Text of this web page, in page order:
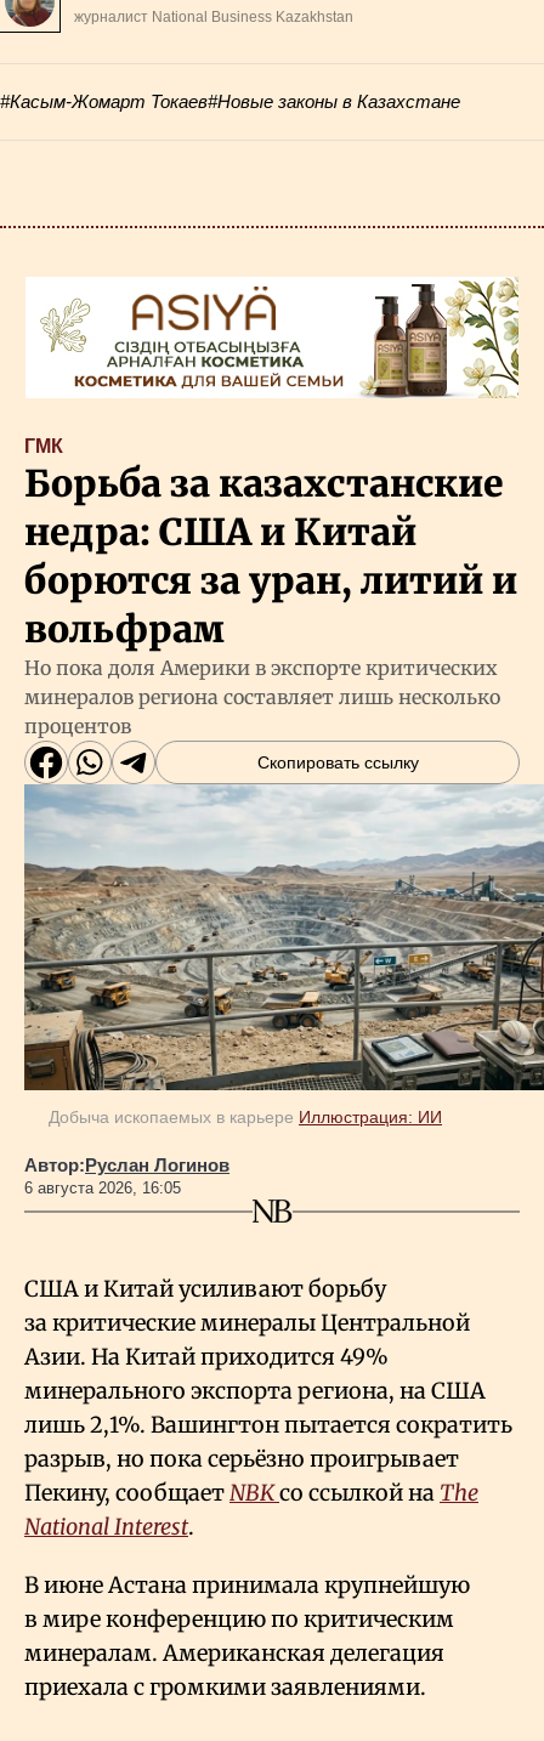
журналист National Business Kazakhstan
#Касым-Жомарт Токаев#Новые законы в Казахстане
ГМК
Борьба за казахстанские
недра: США и Китай
борются за уран, литий и
вольфрам
Но пока доля Америки в экспорте критических
минералов региона составляет лишь несколько
процентов
Скопировать ссылку
Добыча ископаемых в карьере Иллюстрация: ИИ
Автор:Руслан Логинов
6 августа 2026, 16:05
США и Китай усиливают борьбу
за критические минералы Центральной
Азии. На Китай приходится 49%
минерального экспорта региона, на США
лишь 2,1%. Вашингтон пытается сократить
разрыв, но пока серьёзно проигрывает
Пекину, сообщаетNBKсо ссылкой на The
National Interest.
В июне Астана принимала крупнейшую
в мире конференцию по критическим
минералам. Американская делегация
приехала с громкими заявлениями.